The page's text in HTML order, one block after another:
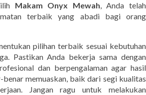
Makam Onyx Mewah, Anda telah
terbaik yang abadi bagi orang
pilihan terbaik sesuai kebutuhan
Pastikan Anda bekerja sama dengan
dan berpengalaman agar hasil
memuaskan, baik dari segi kualitas
Jangan ragu untuk melakukan